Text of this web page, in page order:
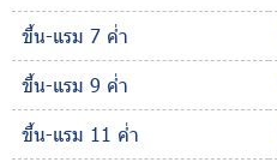
ขึ้น-แรม 7 ค่ำ
ขึ้น-แรม 9 ค่ำ
ขึ้น-แรม 11 ค่ำ